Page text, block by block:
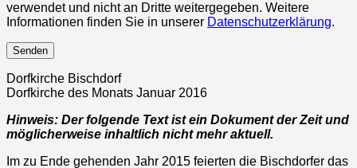
verwendet und nicht an Dritte weitergegeben. Weitere
Informationen finden Sie in unserer Datenschutzerklärung.
Dorfkirche Bischdorf
Dorfkirche des Monats Januar 2016
Hinweis: Der folgende Text ist ein Dokument der Zeit und
möglicherweise inhaltlich nicht mehr aktuell.
Im zu Ende gehenden Jahr 2015 feierten die Bischdorfer das